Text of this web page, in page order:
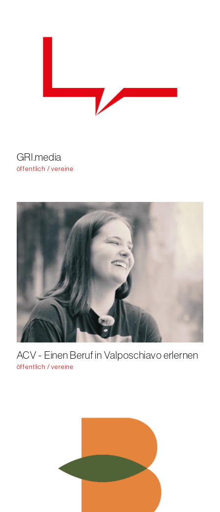
GRI.media
öffentlich / vereine
ACV - Einen Beruf in Valposchiavo erlernen
öffentlich / vereine